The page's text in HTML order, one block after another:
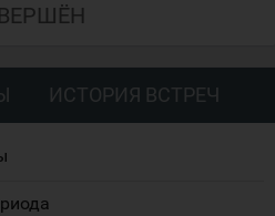
ИСТОРИЯ ВСТРЕЧ